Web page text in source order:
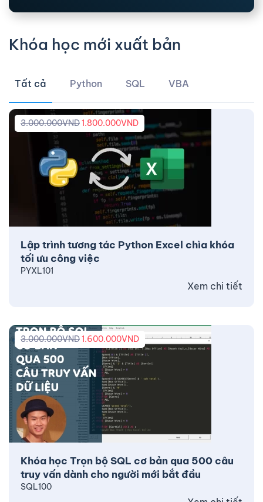
Khóa học mới xuất bản
Tất cả Python SQL VBA
Lập trình tương tác Python Excel chìa khóa
tối ưu công việc
3.000.000VND1.800.000VND
PYXL101
Xem chi tiết
Khóa học Trọn bộ SQL cơ bản qua 500 câu
truy vấn dành cho người mới bắt đầu
3.000.000VND1.600.000VND
SQL100